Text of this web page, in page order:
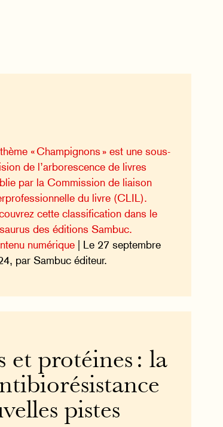
« Champignons » est une sous-
de l’arborescence de livres
par la Commission de liaison
du livre (CLIL).
cette classification dans le
des éditions Sambuc.
numérique| Le 27 septembre
par Sambuc éditeur.
et protéines : la
pistes